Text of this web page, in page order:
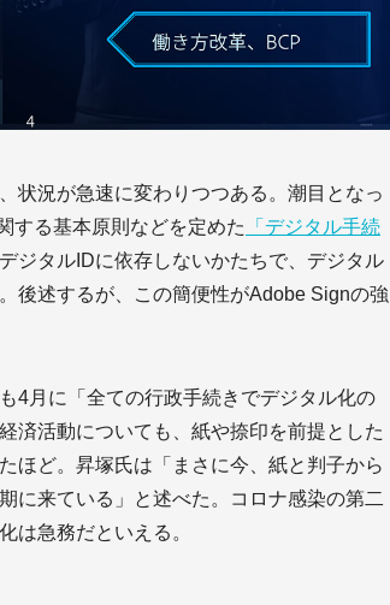
状況が急速に変わりつつある。潮目となっ
する基本原則などを定めた
「デジタル手続
ジタルIDに依存しないかたちで、デジタル
後述するが、この簡便性がAdobe Signの強
4月に「全ての行政手続きでデジタル化の
済活動についても、紙や捺印を前提とした
ほど。昇塚氏は「まさに今、紙と判子から
に来ている」と述べた。コロナ感染の第二
は急務だといえる。